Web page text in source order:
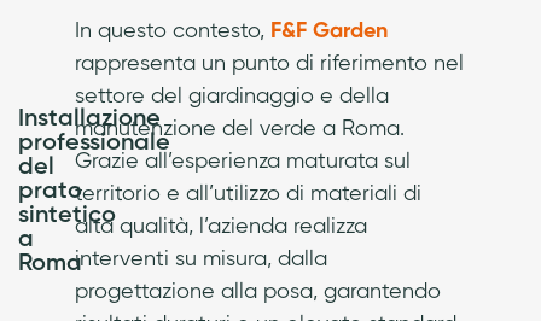
Installazione
professionale
del
prato
sintetico
a
Roma
In questo contesto, F&F Garden
rappresenta un punto di riferimento nel
settore del giardinaggio e della
manutenzione del verde a Roma.
Grazie all’esperienza maturata sul
territorio e all’utilizzo di materiali di
alta qualità, l’azienda realizza
interventi su misura, dalla
progettazione alla posa, garantendo